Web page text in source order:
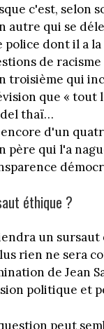
c'est, selon
autre qui se
police dont il a
de
troisième qui
que « tout
thaï…
d'un
père qui l'a
éthique ?
un sursaut
rien ne sera
de Jean
politique et
peut